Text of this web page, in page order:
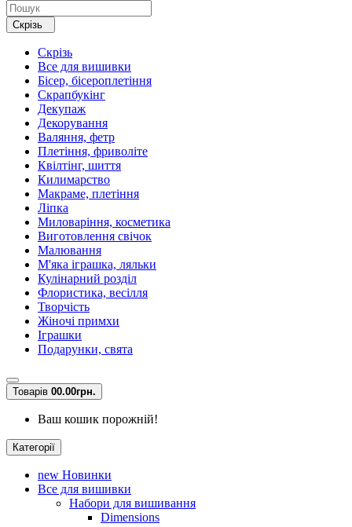
Скрізь
Скрізь
Все для вишивки
Бісер, бісероплетіння
Скрапбукінг
Декупаж
Декорування
Валяння, фетр
Плетіння, фриволіте
Квілтінг, шиття
Килимарство
Макраме, плетіння
Ліпка
Миловаріння, косметика
Виготовлення свічок
Малювання
М'яка іграшка, ляльки
Кулінарний розділ
Флористика, весілля
Творчість
Жіночі примхи
Іграшки
Подарунки, свята
Товарів 00.00грн.
Ваш кошик порожній!
Категорії
new Новинки
Все для вишивки
Набори для вишивання
Dimensions